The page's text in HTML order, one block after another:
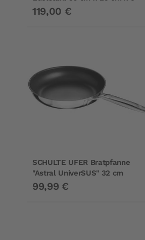
cm
119,00 €
SCHULTE UFER Bratpfanne
"Astral UniverSUS" 32 cm
99,99 €